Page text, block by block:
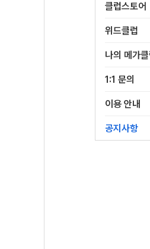
클럽스토어
위드클럽
나의 메가
1:1 문의
이용 안내
공지사항